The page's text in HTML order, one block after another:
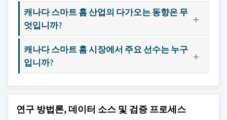
캐나다 스마트 홈 산업의 다가오는 동향은 무
엇입니까?
캐나다 스마트 홈 시장에서 주요 선수는 누구
입니까?
연구 방법론, 데이터 소스 및 검증 프로세스